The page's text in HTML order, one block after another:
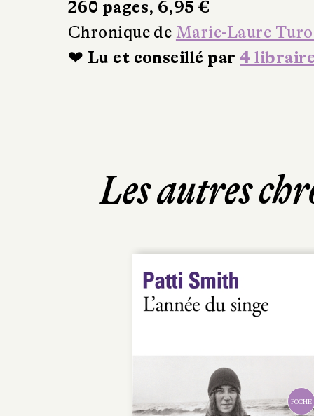
260 pages, 6,95 €
Chronique de Marie-Laure
❤ Lu et conseillé par 4
Les autres